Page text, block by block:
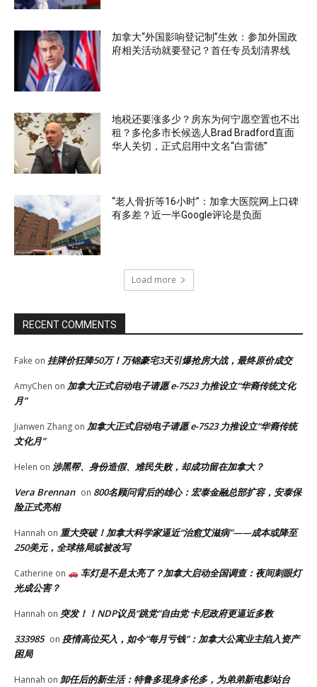
加拿大“外国影响登记制”生效：参加外国政
府相关活动就要登记？首任专员划清界线
地税还要涨多少？房东为何宁愿空置也不出
租？多伦多市长候选人Brad Bradford直面
华人关切，正式启用中文名“白雷德”
“老人骨折等16小时”：加拿大医院网上口碑
有多差？近一半Google评论是负面
Load more
RECENT COMMENTS
Fake on 挂牌价狂降50万！万锦豪宅3天引爆抢房大战，最终原价成交
AmyChen on 加拿大正式启动电子请愿 e-7523 力推设立“华裔传统文化
月”
Jianwen Zhang on 加拿大正式启动电子请愿 e-7523 力推设立“华裔传统
文化月”
Helen on 涉黑帮、身份造假、难民失败，却成功留在加拿大？
Vera Brennan on 800名顾问背后的雄心：宏泰金融总部扩容，安泰保
险正式亮相
Hannah on 重大突破！加拿大科学家逼近“治愈艾滋病”——成本或降至
250美元，全球格局或被改写
Catherine on
车灯是不是太亮了？加拿大启动全国调查：夜间刺眼灯
光成公害？
Hannah on 突发！！NDP议员“跳党”自由党 卡尼政府更逼近多数
333985 on 疫情高位买入，如今“每月亏钱”：加拿大公寓业主陷入资产
困局
Hannah on 卸任后的新生活：特鲁多现身多伦多，为弟弟新电影站台